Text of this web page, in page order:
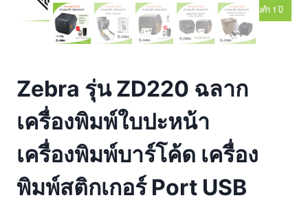
Zebra รุ่น ZD220 ฉลาก
เครื่องพิมพ์ใบปะหน้า
เครื่องพิมพ์บาร์โค้ด เครื่อง
พิมพ์สติกเกอร์ Port USB